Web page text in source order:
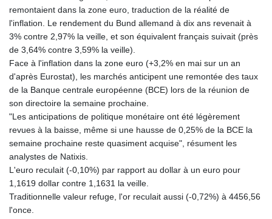
RUB 95.047204
RWF 1694.395945
SAR 4.326684
SBD 9.31909
SCR 17.004942
SDG 693.751675
SEK 10.958327
SGD 1.477899
SLE 28.42391
SOS 658.56522
SRD 43.750885
STN 24.491693
SVC 10.082449
SZL 18.716328
remontaient dans la zone euro, traduction de la réalité de
l'inflation. Le rendement du Bund allemand à dix ans revenait à
3% contre 2,97% la veille, et son équivalent français suivait (près
de 3,64% contre 3,59% la veille).
Face à l'inflation dans la zone euro (+3,2% en mai sur un an
d'après Eurostat), les marchés anticipent une remontée des taux
de la Banque centrale européenne (BCE) lors de la réunion de
son directoire la semaine prochaine.
"Les anticipations de politique monétaire ont été légèrement
revues à la baisse, même si une hausse de 0,25% de la BCE la
semaine prochaine reste quasiment acquise", résument les
analystes de Natixis.
L'euro reculait (-0,10%) par rapport au dollar à un euro pour
1,1619 dollar contre 1,1631 la veille.
Traditionnelle valeur refuge, l'or reculait aussi (-0,72%) à 4456,56
l'once.